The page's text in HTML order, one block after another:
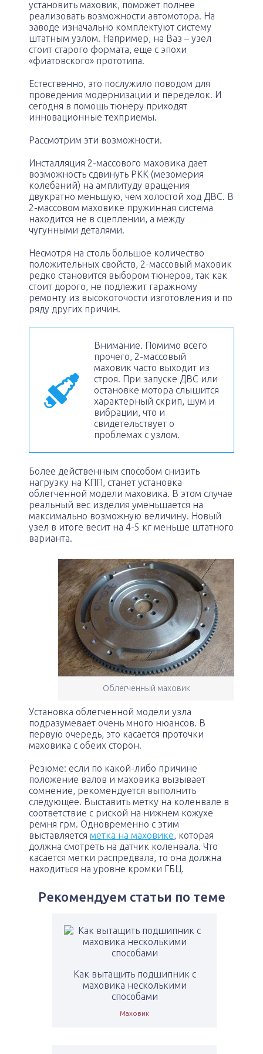
установить маховик, поможет полнее
реализовать возможности автомотора. На
заводе изначально комплектуют систему
штатным узлом. Например, на Ваз – узел
стоит старого формата, еще с эпохи
«фиатовского» прототипа.
Естественно, это послужило поводом для
проведения модернизации и переделок. И
сегодня в помощь тюнеру приходят
инновационные техприемы.
Рассмотрим эти возможности.
Инсталляция 2-массового маховика дает
возможность сдвинуть РКК (мезомерия
колебаний) на амплитуду вращения
двукратно меньшую, чем холостой ход ДВС. В
2-массовом маховике пружинная система
находится не в сцеплении, а между
чугунными деталями.
Несмотря на столь большое количество
положительных свойств, 2-массовый маховик
редко становится выбором тюнеров, так как
стоит дорого, не подлежит гаражному
ремонту из высокоточости изготовления и по
ряду других причин.
Внимание. Помимо всего
прочего, 2-массовый
маховик часто выходит из
строя. При запуске ДВС или
остановке мотора слышится
характерный скрип, шум и
вибрации, что и
свидетельствует о
проблемах с узлом.
Более действенным способом снизить
нагрузку на КПП, станет установка
облегченной модели маховика. В этом случае
реальный вес изделия уменьшается на
максимально возможную величину. Новый
узел в итоге весит на 4-5 кг меньше штатного
варианта.
Облегченный маховик
Установка облегченной модели узла
подразумевает очень много нюансов. В
первую очередь, это касается проточки
маховика с обеих сторон.
Резюме: если по какой-либо причине
положение валов и маховика вызывает
сомнение, рекомендуется выполнить
следующее. Выставить метку на коленвале в
соответствие с риской на нижнем кожухе
ремня грм. Одновременно с этим
выставляется метка на маховике, которая
должна смотреть на датчик коленвала. Что
касается метки распредвала, то она должна
находиться на уровне кромки ГБЦ.
Рекомендуем статьи по теме
Как вытащить подшипник с
маховика несколькими
способами
Маховик